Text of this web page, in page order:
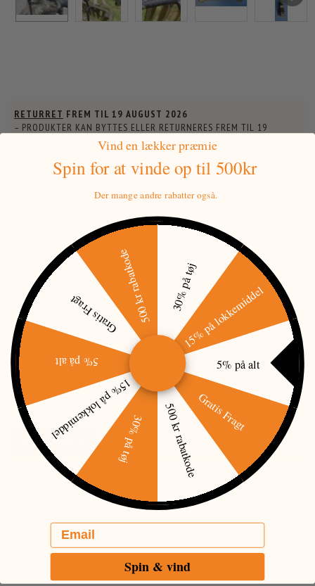
RETURRET FREM TIL 19 AUGUST 2026
– PRODUKTER KAN BYTTES ELLER RETURNERES FREM TIL 19
FRAGT FRA: 0,00 KR GRATIS FRAGT TIL PAKKEBOKS.
Skinnemontage til dagkikkert / Zeiss el. Swarowski
fra Steel Action
Mere information
PRISMATCH
Undgå ringe på din dagkikkert med en Skinne montage fra
Steelaction
Vind en lækker præmie
Spin for at vindeop til 500kr
Der mange andre rabatter også.
30% på tøj
15% på lokkemiddel
5% på alt
Gratis Fragt
500 kr rabatkode
30% på tøj
15% på lokkemiddel
5% på alt
Gratis Fragt500 kr rabatkode
Email
Spin & vind